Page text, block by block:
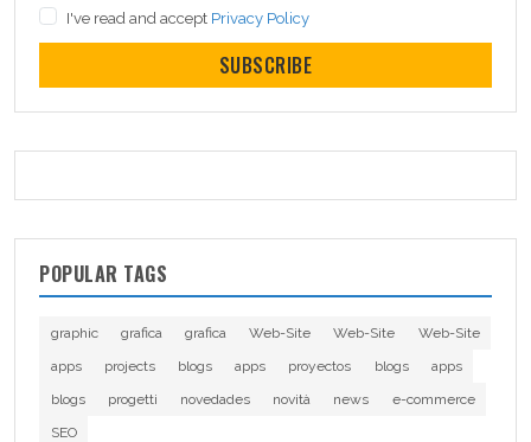
I've read and accept Privacy Policy
SUBSCRIBE
POPULAR TAGS
graphic grafica grafica Web-Site Web-Site
Web-Site
apps
projects blogs apps proyectos blogs
apps
blogs
progetti novedades novità news
e-commerce
SEO